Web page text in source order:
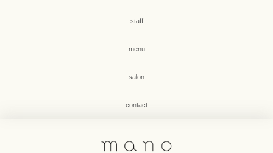
staff
menu
salon
contact